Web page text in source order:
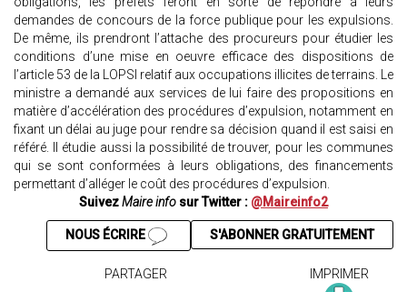
demandes de concours de la force publique pour les expulsions.
De même, ils prendront l’attache des procureurs pour étudier les
conditions d’une mise en oeuvre efficace des dispositions de
l’article 53 de la LOPSI relatif aux occupations illicites de terrains. Le
ministre a demandé aux services de lui faire des propositions en
matière d’accélération des procédures d’expulsion, notamment en
fixant un délai au juge pour rendre sa décision quand il est saisi en
référé. Il étudie aussi la possibilité de trouver, pour les communes
qui se sont conformées à leurs obligations, des financements
permettant d’alléger le coût des procédures d’expulsion.
SuivezMaire info sur Twitter : @Maireinfo2
S'ABONNER GRATUITEMENT
NOUS ÉCRIRE
PARTAGER IMPRIMER